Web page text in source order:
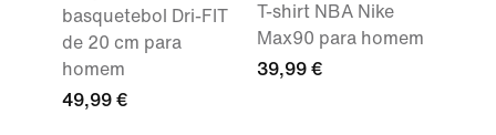
basquetebol Dri-FIT
de 20 cm para
homem
49,99 €
T-shirt NBA Nike
Max90 para homem
39,99 €